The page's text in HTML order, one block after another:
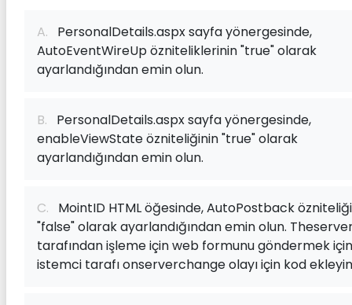
A. PersonalDetails.aspx sayfa yönergesinde,
AutoEventWireUp özniteliklerinin "true" olarak
ayarlandığından emin olun.
B. PersonalDetails.aspx sayfa yönergesinde,
enableViewState özniteliğinin "true" olarak
ayarlandığından emin olun.
C. MointID HTML öğesinde, AutoPostback
"false" olarak ayarlandığından emin olun.
tarafından işleme için web formunu göndermek için
istemci tarafı onserverchange olayı için kod ekleyin